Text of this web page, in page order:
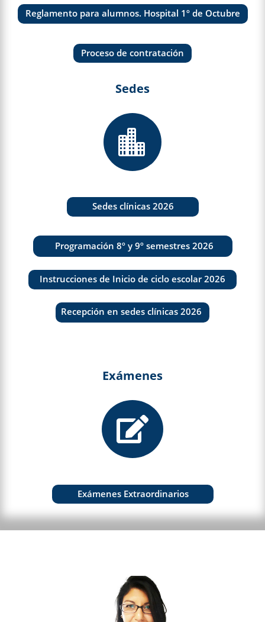
Reglamento para alumnos. Hospital 1º de Octubre
Proceso de contratación
Sedes

Sedes clínicas 2026
Programación 8º y 9º semestres 2026
Instrucciones de Inicio de ciclo escolar 2026
Recepción en sedes clínicas 2026
Exámenes

Exámenes Extraordinarios